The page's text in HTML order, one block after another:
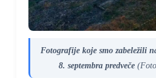
Fotografije koje smo zabeležili
8. septembra predveče